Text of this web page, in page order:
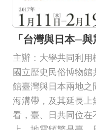
加
入
我
們
主辦：大學共同利
國立歴史民俗博物
館臺灣與日本兩地
海溝帶，及其延長
看，臺、日共同位